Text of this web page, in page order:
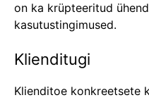
on ka krüpteeritud
kasutustingimused.
Klienditugi
Klienditoe konkreetsete